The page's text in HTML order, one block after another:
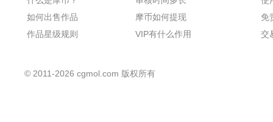
如何出售作品
作品星级规则
摩币如何提现
VIP有什么作用
免
交
© 2011-2026 cgmol.com 版权所有